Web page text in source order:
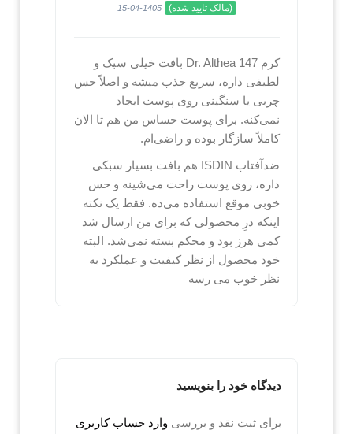
(مالک تایید شده) 1405-04-15
کرم Dr. Althea 147 بافت خیلی سبک و
لطیفی داره، سریع جذب میشه و اصلاً حس
چربی یا سنگینی روی پوست ایجاد
نمی‌کنه. برای پوست حساس من هم تا الان
کاملاً سازگار بوده و راضی‌ام.
ضدآفتاب ISDIN هم بافت بسیار سبکی
داره، روی پوست راحت می‌شینه و حس
خوبی موقع استفاده می‌ده. فقط یک نکته
اینکه درِ محصولی که برای من ارسال شد
کمی هرز بود و محکم بسته نمی‌شد. البته
خود محصول از نظر کیفیت و عملکرد به
نظر خوب می رسه
دیدگاه خود را بنویسید
برای ثبت نقد و بررسی وارد حساب کاربری